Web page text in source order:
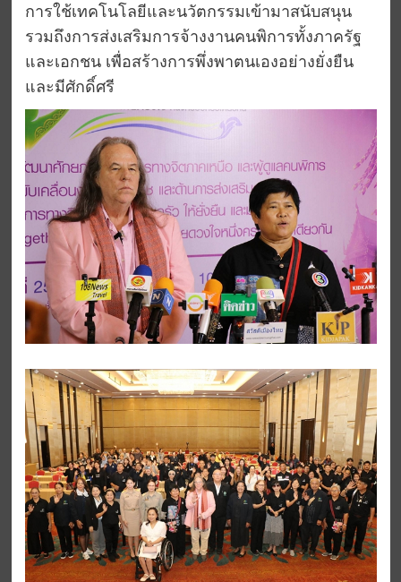
การใช้เทคโนโลยีและนวัตกรรมเข้ามาสนับสนุน
รวมถึงการส่งเสริมการจ้างงานคนพิการทั้งภาครัฐ
และเอกชน เพื่อสร้างการพึ่งพาตนเองอย่างยั่งยืน
และมีศักดิ์ศรี